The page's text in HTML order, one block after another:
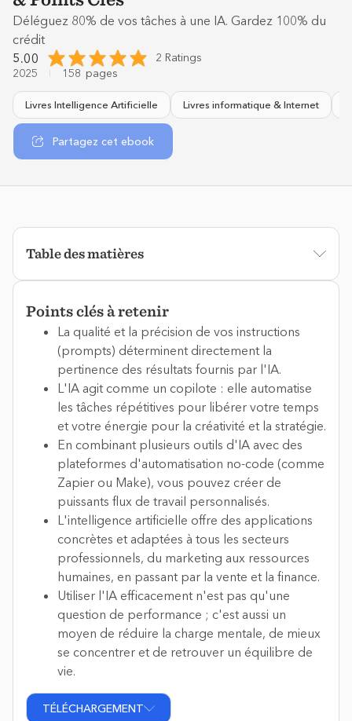
Déléguez 80% de vos tâches à une IA. Gardez 100% du
crédit
5.00
2 Ratings
2025
158 pages
Livres Intelligence Artificielle Livres informatique & Internet
Partagez cet ebook
Points clés à retenir
La qualité et la précision de vos instructions
(prompts) déterminent directement la
pertinence des résultats fournis par l'IA.
L'IA agit comme un copilote : elle automatise
les tâches répétitives pour libérer votre temps
et votre énergie pour la créativité et la stratégie.
En combinant plusieurs outils d'IA avec des
plateformes d'automatisation no-code (comme
Zapier ou Make), vous pouvez créer de
puissants flux de travail personnalisés.
L'intelligence artificielle offre des applications
concrètes et adaptées à tous les secteurs
professionnels, du marketing aux ressources
humaines, en passant par la vente et la finance.
Utiliser l'IA efficacement n'est pas qu'une
question de performance ; c'est aussi un
moyen de réduire la charge mentale, de mieux
se concentrer et de retrouver un équilibre de
vie.
TÉLÉCHARGEMENT
Table des matières